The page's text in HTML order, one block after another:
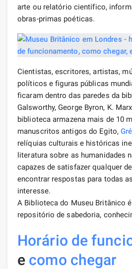
arte ou relatório científico,
obras-primas poéticas.
Cientistas, escritores, artistas,
políticos e figuras públicas
ficaram dentro das paredes da
Galsworthy, George Byron, K.
biblioteca armazena mais de 10
manuscritos antigos do Egito,
relíquias culturais e históricas
literatura sobre as humanidades
capazes de satisfazer qualquer
encontrar respostas para todas
interesse.
A Biblioteca do Museu Britânico
repositório de sabedoria,
Horário de
e como chegar